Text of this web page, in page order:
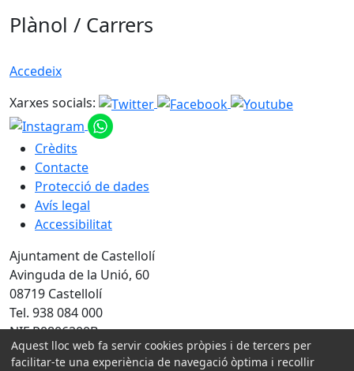
Plànol / Carrers
Accedeix
Xarxes socials:
Crèdits
Contacte
Protecció de dades
Avís legal
Accessibilitat
Ajuntament de Castellolí
Avinguda de la Unió, 60
08719 Castellolí
Tel. 938 084 000
NIF P0806200B
Amb la col·laboració de:
Aquest lloc web fa servir cookies pròpies i de tercers per
facilitar-te una experiència de navegació òptima i recollir